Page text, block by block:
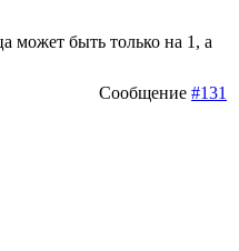
может быть только на 1, а
Сообщение #131